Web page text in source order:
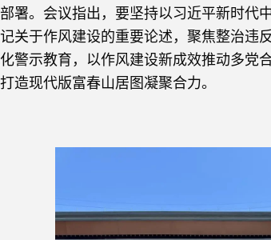
署。会议指出，要坚持以习近平新时代
关于作风建设的重要论述，聚焦整治违
警示教育，以作风建设新成效推动多党
造现代版富春山居图凝聚合力。